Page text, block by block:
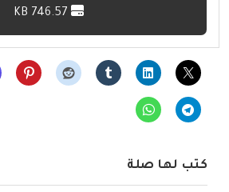
كتب لها صلة